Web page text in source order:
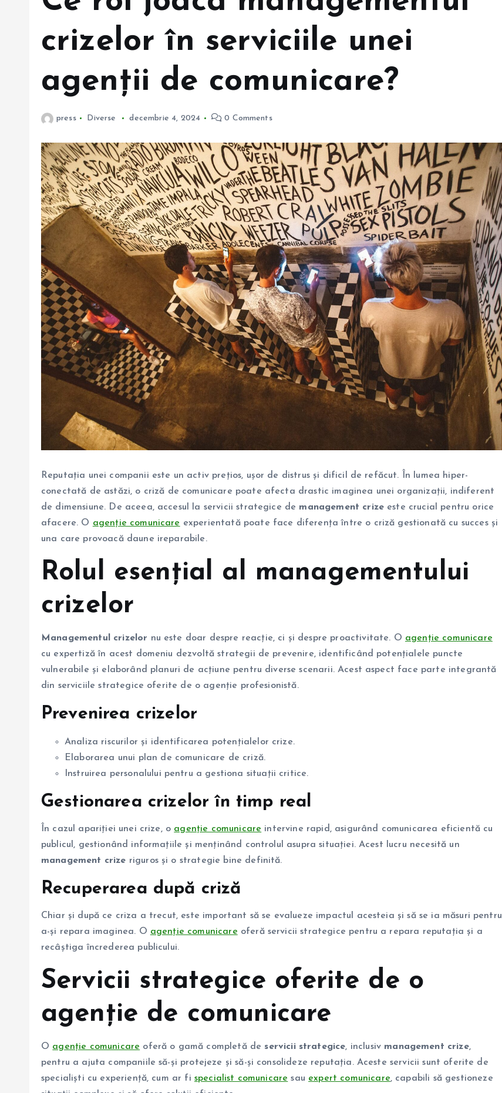
crizelor în serviciile unei
agenții de comunicare?
press Diverse decembrie 4, 2024 0 Comments
Reputația unei companii este un activ prețios, ușor de distrus și dificil de refăcut. În lumea hiper-
conectată de astăzi, o criză de comunicare poate afecta drastic imaginea unei organizații, indiferent
de dimensiune. De aceea, accesul la servicii strategice de management crize este crucial pentru orice
afacere. O agenție comunicare experientată poate face diferența între o criză gestionată cu succes și
una care provoacă daune ireparabile.
Rolul esențial al managementului
crizelor
Managementul crizelor nu este doar despre reacție, ci și despre proactivitate. O agenție comunicare
cu expertiză în acest domeniu dezvoltă strategii de prevenire, identificând potențialele puncte
vulnerabile și elaborând planuri de acțiune pentru diverse scenarii. Acest aspect face parte integrantă
din serviciile strategice oferite de o agenție profesionistă.
Prevenirea crizelor
Analiza riscurilor și identificarea potențialelor crize.
Elaborarea unui plan de comunicare de criză.
Instruirea personalului pentru a gestiona situații critice.
Gestionarea crizelor în timp real
În cazul apariției unei crize, o agenție comunicare intervine rapid, asigurând comunicarea eficientă cu
publicul, gestionând informațiile și menținând controlul asupra situației. Acest lucru necesită un
management crize riguros și o strategie bine definită.
Recuperarea după criză
Chiar și după ce criza a trecut, este important să se evalueze impactul acesteia și să se ia măsuri pentru
a-și repara imaginea. O agenție comunicare oferă servicii strategice pentru a repara reputația și a
recâștiga încrederea publicului.
Servicii strategice oferite de o
agenție de comunicare
O agenție comunicare oferă o gamă completă de servicii strategice, inclusiv management crize,
pentru a ajuta companiile să-și protejeze și să-și consolideze reputația. Aceste servicii sunt oferite de
specialiști cu experiență, cum ar fi specialist comunicare sau expert comunicare, capabili să gestioneze